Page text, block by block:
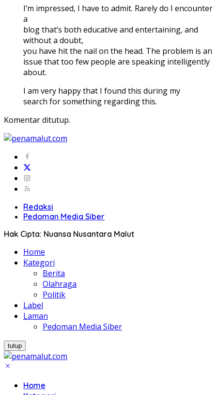
I’m impressed, I have to admit. Rarely do I encounter
a
blog that’s both educative and entertaining, and
without a doubt,
you have hit the nail on the head. The problem is an
issue that too few people are speaking intelligently
about.
I am very happy that I found this during my
search for something regarding this.
Komentar ditutup.
Redaksi
Pedoman Media Siber
Hak Cipta: Nuansa Nusantara Malut
Home
Kategori
Berita
Olahraga
Politik
Label
Laman
Pedoman Media Siber
tutup
Home